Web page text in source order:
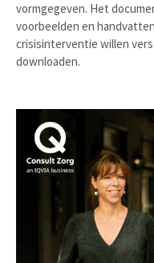
vormgegeven. Het
voorbeelden en
crisisinterventie willen
downloaden.